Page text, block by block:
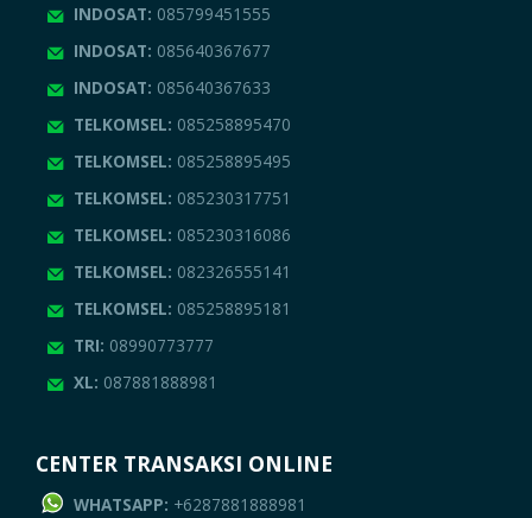
INDOSAT: 085799451555
INDOSAT: 085640367677
INDOSAT: 085640367633
TELKOMSEL: 085258895470
TELKOMSEL: 085258895495
TELKOMSEL: 085230317751
TELKOMSEL: 085230316086
TELKOMSEL: 082326555141
TELKOMSEL: 085258895181
TRI: 08990773777
XL: 087881888981
CENTER TRANSAKSI ONLINE
WHATSAPP: +6287881888981